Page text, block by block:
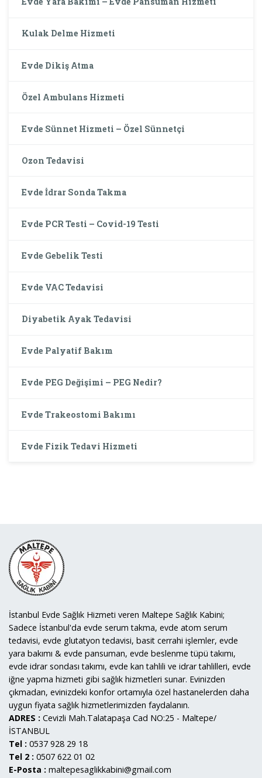
Kulak Delme Hizmeti
Evde Dikiş Atma
Özel Ambulans Hizmeti
Evde Sünnet Hizmeti – Özel Sünnetçi
Ozon Tedavisi
Evde İdrar Sonda Takma
Evde PCR Testi – Covid-19 Testi
Evde Gebelik Testi
Evde VAC Tedavisi
Diyabetik Ayak Tedavisi
Evde Palyatif Bakım
Evde PEG Değişimi – PEG Nedir?
Evde Trakeostomi Bakımı
Evde Fizik Tedavi Hizmeti
İstanbul Evde Sağlık Hizmeti veren Maltepe Sağlık Kabini;
Sadece İstanbul'da evde serum takma, evde atom serum
tedavisi, evde glutatyon tedavisi, basit cerrahi işlemler, evde
yara bakımı & evde pansuman, evde beslenme tüpü takımı,
evde idrar sondası takımı, evde kan tahlili ve idrar tahlilleri, evde
iğne yapma hizmeti gibi sağlık hizmetleri sunar. Evinizden
çıkmadan, evinizdeki konfor ortamıyla özel hastanelerden daha
uygun fiyata sağlık hizmetlerimizden faydalanın.
ADRES : Cevizli Mah.Talatapaşa Cad NO:25 - Maltepe/
İSTANBUL
Tel : 0537 928 29 18
Tel 2 : 0507 622 01 02
E-Posta : maltepesaglikkabini@gmail.com